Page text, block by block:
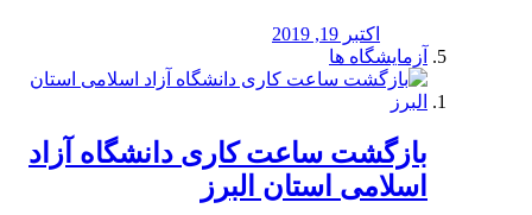
اکتبر 19, 2019
آزمایشگاه ها
بازگشت ساعت کاری دانشگاه آزاد
اسلامی استان البرز